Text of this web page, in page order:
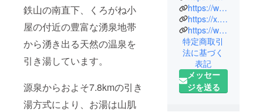
鉄山の南直下、くろがね小
屋の付近の豊富な湧泉地帯
から湧き出る天然の温泉を
引き湯しています。
源泉からおよそ7.8kmの引き
湯方式により、お湯は山肌
温泉のこじ
んまりとし
た宿です。
天正2年
（1574年）
創業。
美肌の湯
（酸性泉）
https://www.facebook.com/dakeoogiya
https://x.com/dakeoogiya
https://www.instagram.com/adatranoyadooogiya/
特定商取引
法に基づく
表記
メッセー
ジを送る